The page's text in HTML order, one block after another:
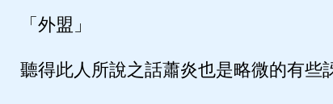
「外盟」
聽得此人所說之話蕭炎也是略微的有些